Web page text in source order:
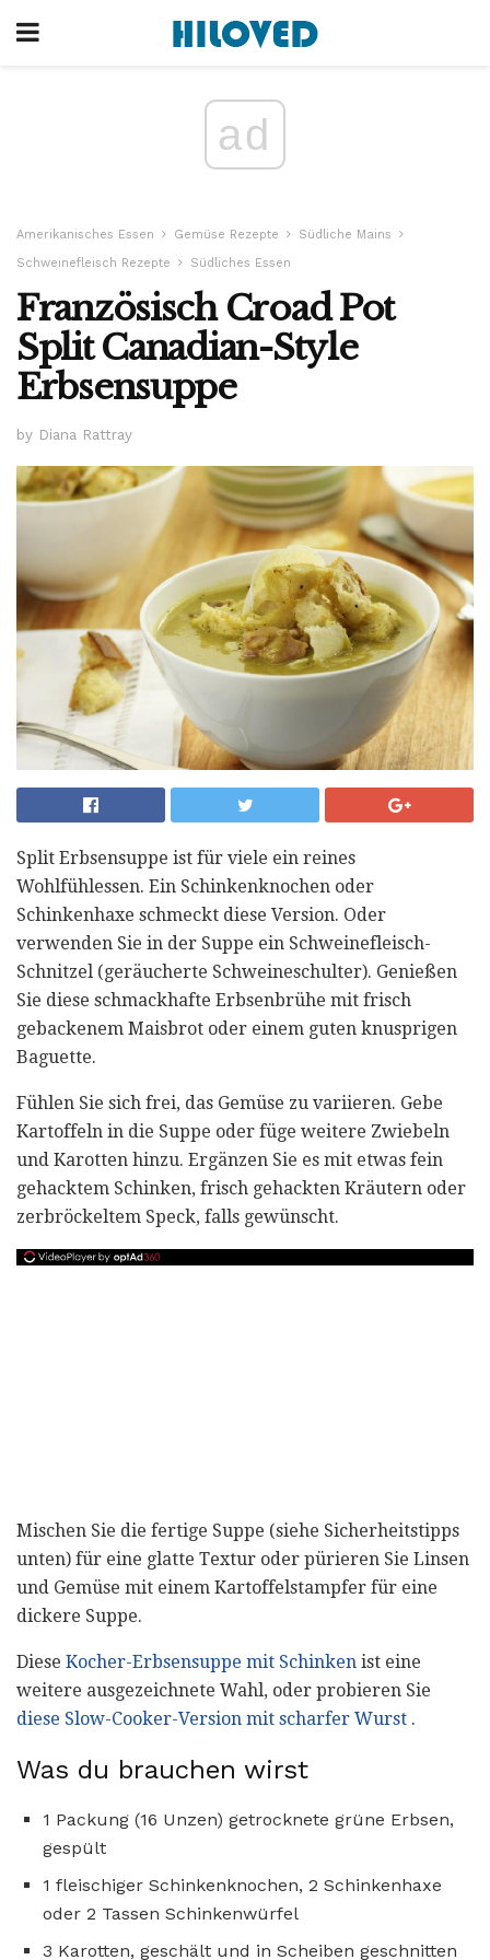
ad
Amerikanisches Essen Gemüse Rezepte
Südliche Mains
Schweinefleisch Rezepte
Südliches Essen
Französisch Croad Pot
Split Canadian-Style
Erbsensuppe
by Diana Rattray
Split Erbsensuppe ist für viele ein reines
Wohlfühlessen. Ein Schinkenknochen oder
Schinkenhaxe schmeckt diese Version. Oder
verwenden Sie in der Suppe ein Schweinefleisch-
Schnitzel (geräucherte Schweineschulter). Genießen
Sie diese schmackhafte Erbsenbrühe mit frisch
gebackenem Maisbrot oder einem guten knusprigen
Baguette.
Fühlen Sie sich frei, das Gemüse zu variieren. Gebe
Kartoffeln in die Suppe oder füge weitere Zwiebeln
und Karotten hinzu. Ergänzen Sie es mit etwas fein
gehacktem Schinken, frisch gehackten Kräutern oder
zerbröckeltem Speck, falls gewünscht.
Mischen Sie die fertige Suppe (siehe Sicherheitstipps
unten) für eine glatte Textur oder pürieren Sie Linsen
und Gemüse mit einem Kartoffelstampfer für eine
dickere Suppe.
Diese Kocher-Erbsensuppe mit Schinken ist eine
weitere ausgezeichnete Wahl, oder probieren Sie
diese Slow-Cooker-Version mit scharfer Wurst .
Was du brauchen wirst
1 Packung (16 Unzen) getrocknete grüne Erbsen,
gespült
1 fleischiger Schinkenknochen, 2 Schinkenhaxe
oder 2 Tassen Schinkenwürfel
3 Karotten, geschält und in Scheiben geschnitten